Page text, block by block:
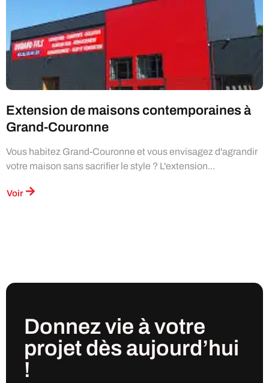
Extension de maisons contemporaines à
Grand-Couronne
Vous habitez Grand-Couronne et vous envisagez d'agrandir
votre maison sans sacrifier le style ? L'extension...
Voir
Donnez vie à votre
projet dès aujourd’hui
!